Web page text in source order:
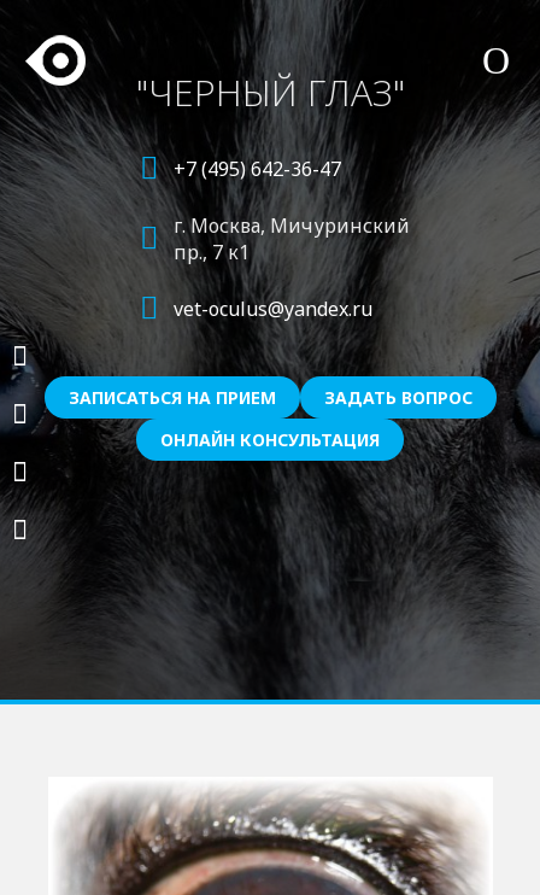
"ЧЕРНЫЙ ГЛАЗ"
+7 (495) 642-36-47
г. Москва, Мичуринский
пр., 7 к1
vet-oculus@yandex.ru
ЗАПИСАТЬСЯ НА ПРИЕМ
ЗАДАТЬ ВОПРОС
ОНЛАЙН КОНСУЛЬТАЦИЯ